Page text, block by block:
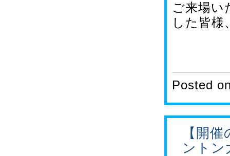
ご来場い
した皆
Posted
【開
ントン